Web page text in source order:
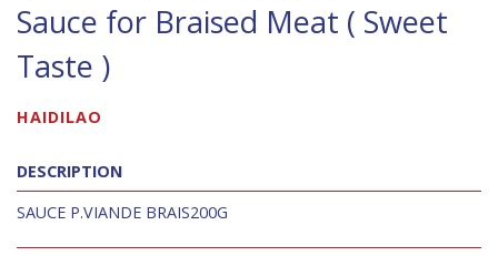
Sauce for Braised Meat ( Sweet
Taste )
HAIDILAO
DESCRIPTION
SAUCE P.VIANDE BRAIS200G